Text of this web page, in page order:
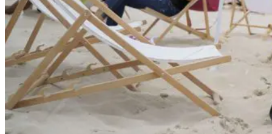
Pobyty
Gastro
Kaviarne
Víno
Kultúra a tradície
Šport a agroturistika
Školstvo
Ekonomika obchod a doprava
Prešovský kraj
Tipy
Výlet